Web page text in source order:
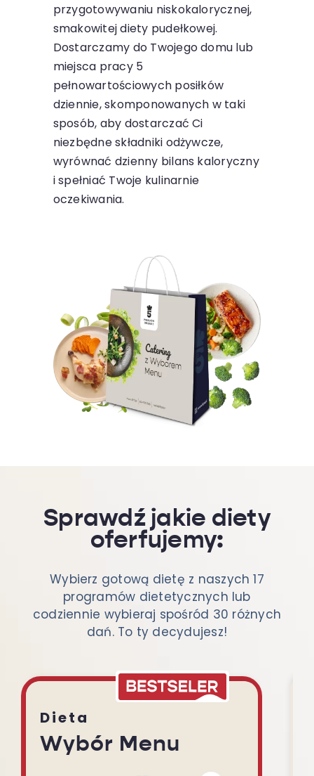
przygotowywaniu niskokalorycznej,
smakowitej diety pudełkowej.
Dostarczamy do Twojego domu lub
miejsca pracy 5
pełnowartościowych posiłków
dziennie, skomponowanych w taki
sposób, aby dostarczać Ci
niezbędne składniki odżywcze,
wyrównać dzienny bilans kaloryczny
i spełniać Twoje kulinarnie
oczekiwania.
Sprawdź jakie diety
oferfujemy:
Wybierz gotową dietę z naszych 17
programów dietetycznych lub
codziennie wybieraj spośród 30 różnych
dań. To ty decydujesz!
Dieta
Wybór Menu